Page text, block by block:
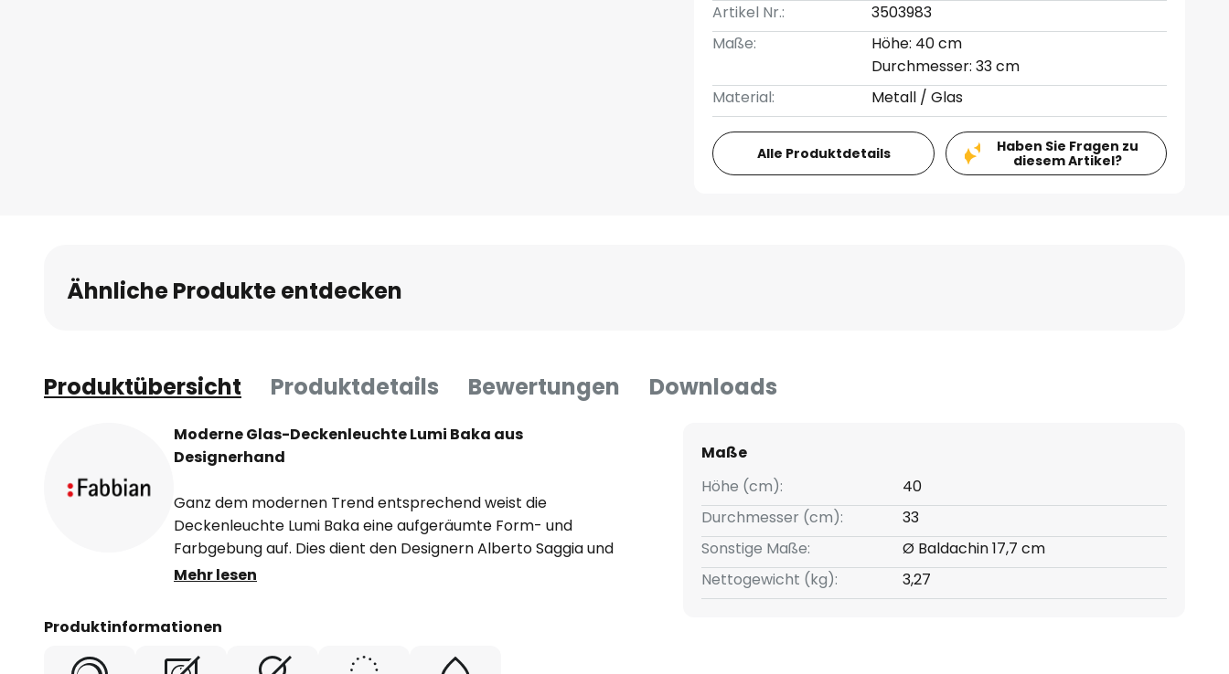
Artikel Nr.:
3503983
Maße:
Höhe: 40 cm
Durchmesser: 33 cm
Material:
Metall / Glas
Alle Produktdetails
Haben Sie Fragen zu
diesem Artikel?
Ähnliche Produkte entdecken
Produktübersicht Produktdetails Bewertungen Downloads
Moderne Glas-Deckenleuchte Lumi Baka aus
Designerhand
Ganz dem modernen Trend entsprechend weist die
Deckenleuchte Lumi Baka eine aufgeräumte Form- und
Farbgebung auf. Dies dient den Designern Alberto Saggia und
Valerio Sommella als Stilmittel, um Lumi Baka zu einem
Schirm aus weißem, geblasenem Glas lädt bauchig in den Raum
runden Gestaltung und des gleichmäßig emittierten Lichts
Mehr lesen
Produktinformationen
Maße
Höhe (cm):
40
Durchmesser (cm):
33
Sonstige Maße:
Ø Baldachin 17,7 cm
Nettogewicht (kg):
3,27